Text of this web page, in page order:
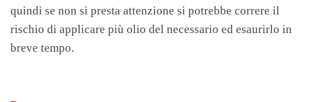
quindi se non si presta attenzione si potrebbe correre il
rischio di applicare più olio del necessario ed esaurirlo in
breve tempo.